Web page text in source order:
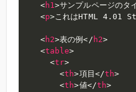
<h1>サンプルページのタ
<p>これはHTML 4.01
<h2>表の例</ h2>
<table>
<tr>
<th>項目 </th>
<th>値</th>